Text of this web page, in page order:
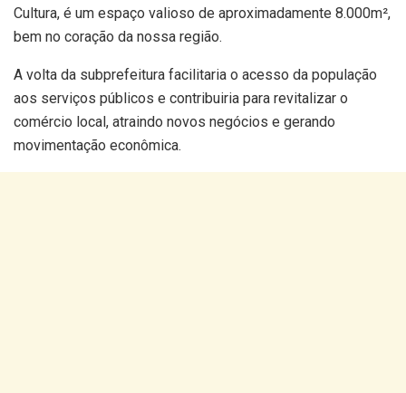
Cultura, é um espaço valioso de aproximadamente 8.000m²,
bem no coração da nossa região.
A volta da subprefeitura facilitaria o acesso da população
aos serviços públicos e contribuiria para revitalizar o
comércio local, atraindo novos negócios e gerando
movimentação econômica.